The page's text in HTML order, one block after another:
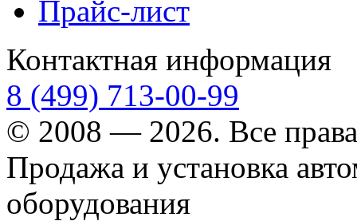
Прайс-лист
Контактная информация
8 (499) 713-00-99
© 2008 — 2026. Все
Продажа и установка
оборудования